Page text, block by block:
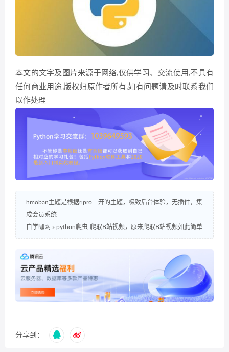
本文的文字及图片来源于网络,仅供学习、交流使用,不具有
任何商业用途,版权归原作者所有,如有问题请及时联系我们
以作处理
hmoban主题是根据ripro二开的主题，极致后台体验，无插件，集
成会员系统
自学咖网 » python爬虫-爬取B站视频，原来爬取B站视频如此简单
分享到：